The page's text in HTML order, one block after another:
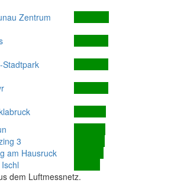
Zentrum
Stadtpark
3
am Hausruck
dem Luftmessnetz.